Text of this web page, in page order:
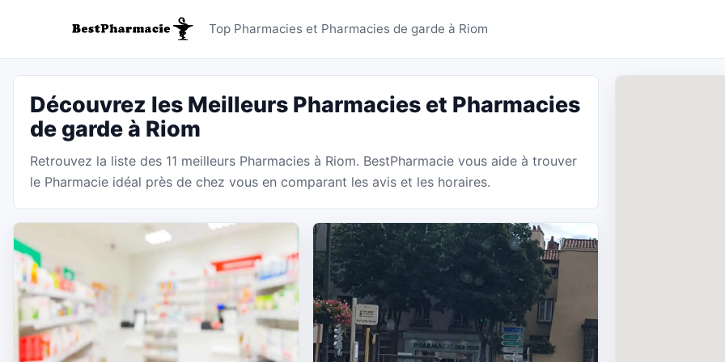
Pharmacies Riom - BestPharmacie
Top Pharmacies et Pharmacies de garde à Riom
Découvrez les Meilleurs Pharmacies et Pharmacies
de garde à Riom
Retrouvez la liste des 11 meilleurs Pharmacies à Riom. BestPharmacie vous aide à trouver
le Pharmacie idéal près de chez vous en comparant les avis et les horaires.